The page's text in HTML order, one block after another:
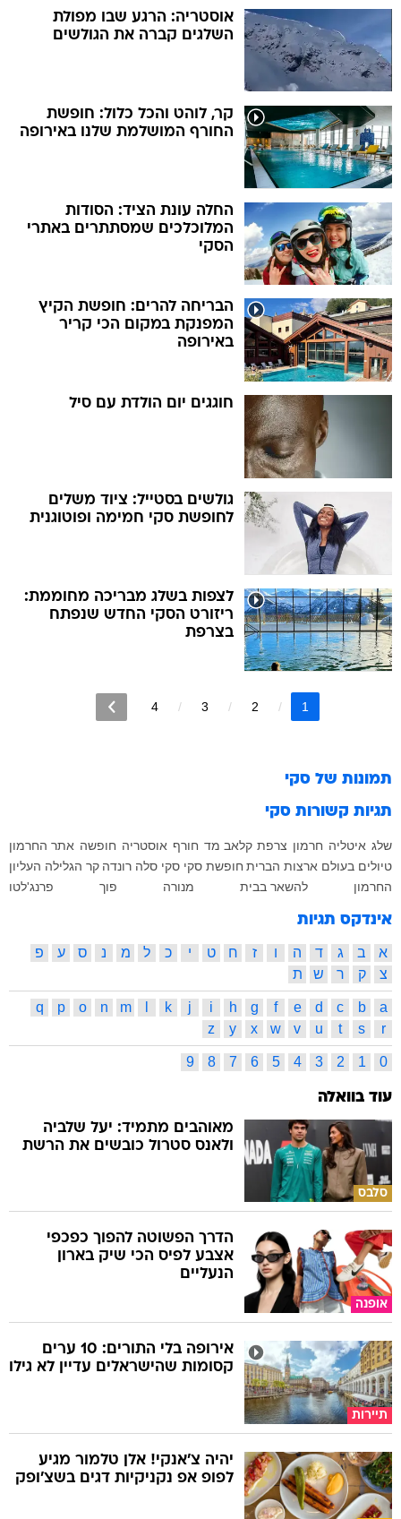
אוסטריה: הרגע שבו מפולת
השלגים קברה את הגולשים
קר, לוהט והכל כלול: חופשת
החורף המושלמת שלנו באירופה
החלה עונת הציד: הסודות
המלוכלכים שמסתתרים באתרי
הסקי
הבריחה להרים: חופשת הקיץ
המפנקת במקום הכי קריר
באירופה
חוגגים יום הולדת עם סיל
גולשים בסטייל: ציוד משלים
לחופשת סקי חמימה ופוטוגנית
לצפות בשלג מבריכה מחוממת:
ריזורט הסקי החדש שנפתח
בצרפת
1
2
3
4
תמונות של סקי
תגיות קשורות סקי
שלג איטליה חרמון צרפת קלאב מד חורף אוסטריה חופשה אתר החרמון
טיולים בעולם ארצות הברית חופשת סקי סקי סלה רונדה קר הגלילה העליון
החרמון
להשאר בבית מנורה פוך פרנג'לטו
אינדקס תגיות
א ב ג ד ה ו ז ח ט י כ ל מ נ ס ע
פ
צ
ק ר ש ת
a
b
c
d
e
f
g
h
i
j
k
m
n
o
p
q
r
s
t
u
v
w
x
y
z
0
1
2
3
4
5
6
7
8
9
עוד בוואלה
סלבס
מאוהבים מתמיד: יעל שלביה
ולאנס סטרול כובשים את הרשת
אופנה
הדרך הפשוטה להפוך כפכפי
אצבע לפיס הכי שיק בארון
הנעליים
תיירות
אירופה בלי התורים: 10 ערים
קסומות שהישראלים עדיין לא גילו
יהיה צ'אנקי! אלן טלמור מגיע
לפופ אפ נקניקיות דגים בשצ'ופק